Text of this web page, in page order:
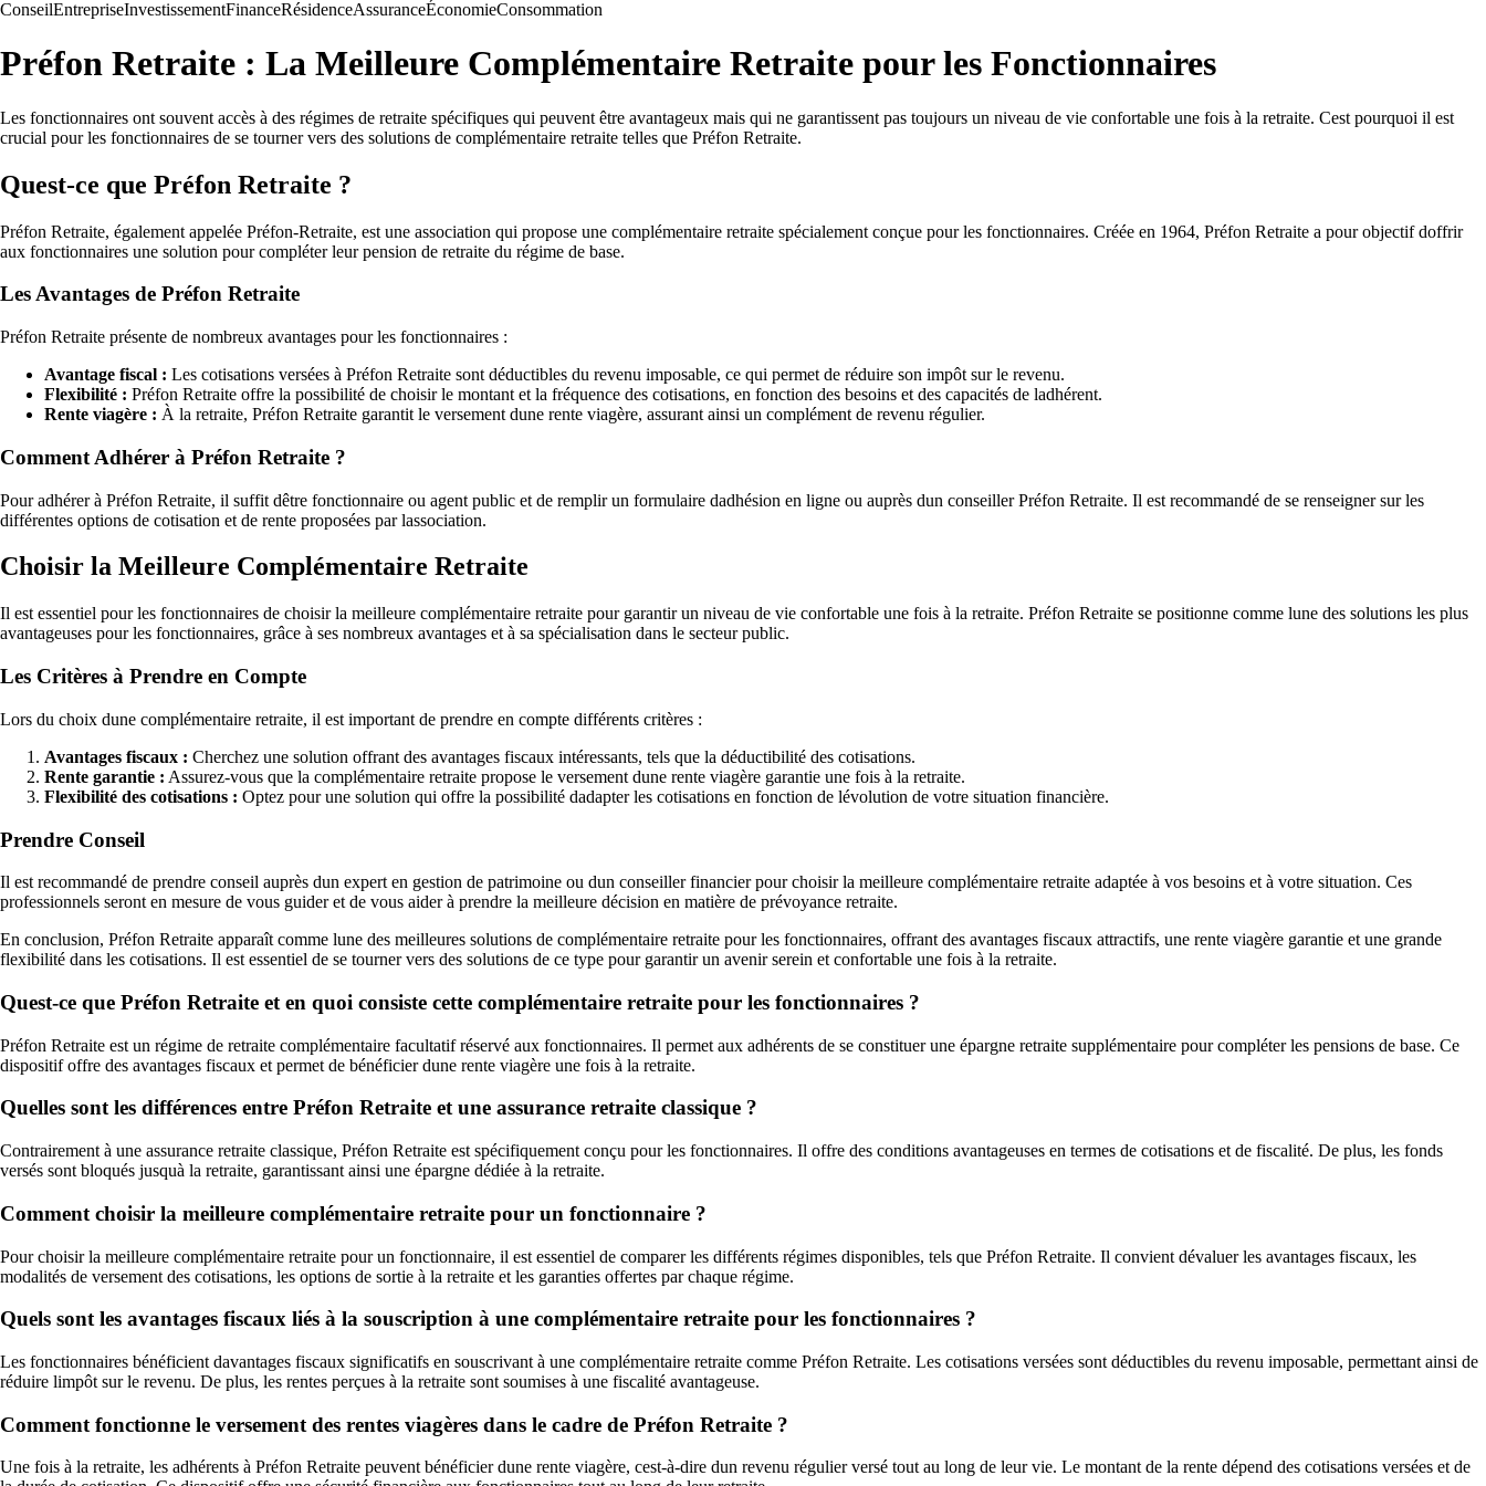
ConseilEntrepriseInvestissementFinanceRésidenceAssuranceÉconomieConsommation
Préfon Retraite : La Meilleure Complémentaire Retraite pour les Fonctionnaires
Les fonctionnaires ont souvent accès à des régimes de retraite spécifiques qui peuvent être avantageux mais qui ne garantissent pas toujours un niveau de vie confortable une fois à la retraite. Cest pourquoi il est
crucial pour les fonctionnaires de se tourner vers des solutions de complémentaire retraite telles que Préfon Retraite.
Quest-ce que Préfon Retraite ?
Préfon Retraite, également appelée Préfon-Retraite, est une association qui propose une complémentaire retraite spécialement conçue pour les fonctionnaires. Créée en 1964, Préfon Retraite a pour objectif doffrir
aux fonctionnaires une solution pour compléter leur pension de retraite du régime de base.
Les Avantages de Préfon Retraite
Préfon Retraite présente de nombreux avantages pour les fonctionnaires :
Avantage fiscal : Les cotisations versées à Préfon Retraite sont déductibles du revenu imposable, ce qui permet de réduire son impôt sur le revenu.
Flexibilité : Préfon Retraite offre la possibilité de choisir le montant et la fréquence des cotisations, en fonction des besoins et des capacités de ladhérent.
Rente viagère : À la retraite, Préfon Retraite garantit le versement dune rente viagère, assurant ainsi un complément de revenu régulier.
Comment Adhérer à Préfon Retraite ?
Pour adhérer à Préfon Retraite, il suffit dêtre fonctionnaire ou agent public et de remplir un formulaire dadhésion en ligne ou auprès dun conseiller Préfon Retraite. Il est recommandé de se renseigner sur les
différentes options de cotisation et de rente proposées par lassociation.
Choisir la Meilleure Complémentaire Retraite
Il est essentiel pour les fonctionnaires de choisir la meilleure complémentaire retraite pour garantir un niveau de vie confortable une fois à la retraite. Préfon Retraite se positionne comme lune des solutions les plus
avantageuses pour les fonctionnaires, grâce à ses nombreux avantages et à sa spécialisation dans le secteur public.
Les Critères à Prendre en Compte
Lors du choix dune complémentaire retraite, il est important de prendre en compte différents critères :
Avantages fiscaux : Cherchez une solution offrant des avantages fiscaux intéressants, tels que la déductibilité des cotisations.
Rente garantie : Assurez-vous que la complémentaire retraite propose le versement dune rente viagère garantie une fois à la retraite.
Flexibilité des cotisations : Optez pour une solution qui offre la possibilité dadapter les cotisations en fonction de lévolution de votre situation financière.
Prendre Conseil
Il est recommandé de prendre conseil auprès dun expert en gestion de patrimoine ou dun conseiller financier pour choisir la meilleure complémentaire retraite adaptée à vos besoins et à votre situation. Ces
professionnels seront en mesure de vous guider et de vous aider à prendre la meilleure décision en matière de prévoyance retraite.
En conclusion, Préfon Retraite apparaît comme lune des meilleures solutions de complémentaire retraite pour les fonctionnaires, offrant des avantages fiscaux attractifs, une rente viagère garantie et une grande
flexibilité dans les cotisations. Il est essentiel de se tourner vers des solutions de ce type pour garantir un avenir serein et confortable une fois à la retraite.
Quest-ce que Préfon Retraite et en quoi consiste cette complémentaire retraite pour les fonctionnaires ?
Préfon Retraite est un régime de retraite complémentaire facultatif réservé aux fonctionnaires. Il permet aux adhérents de se constituer une épargne retraite supplémentaire pour compléter les pensions de base. Ce
dispositif offre des avantages fiscaux et permet de bénéficier dune rente viagère une fois à la retraite.
Quelles sont les différences entre Préfon Retraite et une assurance retraite classique ?
Contrairement à une assurance retraite classique, Préfon Retraite est spécifiquement conçu pour les fonctionnaires. Il offre des conditions avantageuses en termes de cotisations et de fiscalité. De plus, les fonds
versés sont bloqués jusquà la retraite, garantissant ainsi une épargne dédiée à la retraite.
Comment choisir la meilleure complémentaire retraite pour un fonctionnaire ?
Pour choisir la meilleure complémentaire retraite pour un fonctionnaire, il est essentiel de comparer les différents régimes disponibles, tels que Préfon Retraite. Il convient dévaluer les avantages fiscaux, les
modalités de versement des cotisations, les options de sortie à la retraite et les garanties offertes par chaque régime.
Quels sont les avantages fiscaux liés à la souscription à une complémentaire retraite pour les fonctionnaires ?
Les fonctionnaires bénéficient davantages fiscaux significatifs en souscrivant à une complémentaire retraite comme Préfon Retraite. Les cotisations versées sont déductibles du revenu imposable, permettant ainsi de
réduire limpôt sur le revenu. De plus, les rentes perçues à la retraite sont soumises à une fiscalité avantageuse.
Comment fonctionne le versement des rentes viagères dans le cadre de Préfon Retraite ?
Une fois à la retraite, les adhérents à Préfon Retraite peuvent bénéficier dune rente viagère, cest-à-dire dun revenu régulier versé tout au long de leur vie. Le montant de la rente dépend des cotisations versées et de